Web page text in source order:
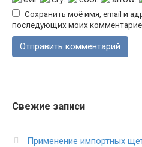
Сохранить моё имя, email и
последующих моих
Свежие записи
Применение импортных